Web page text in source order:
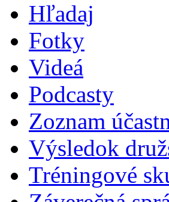
Hľadaj
Fotky
Videá
Podcasty
Zoznam
Výsledok
Tréningové